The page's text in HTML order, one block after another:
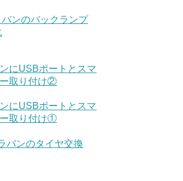
バンのバックランプ
にUSBポートとスマ
取り付け②
にUSBポートとスマ
取り付け①
バンのタイヤ交換